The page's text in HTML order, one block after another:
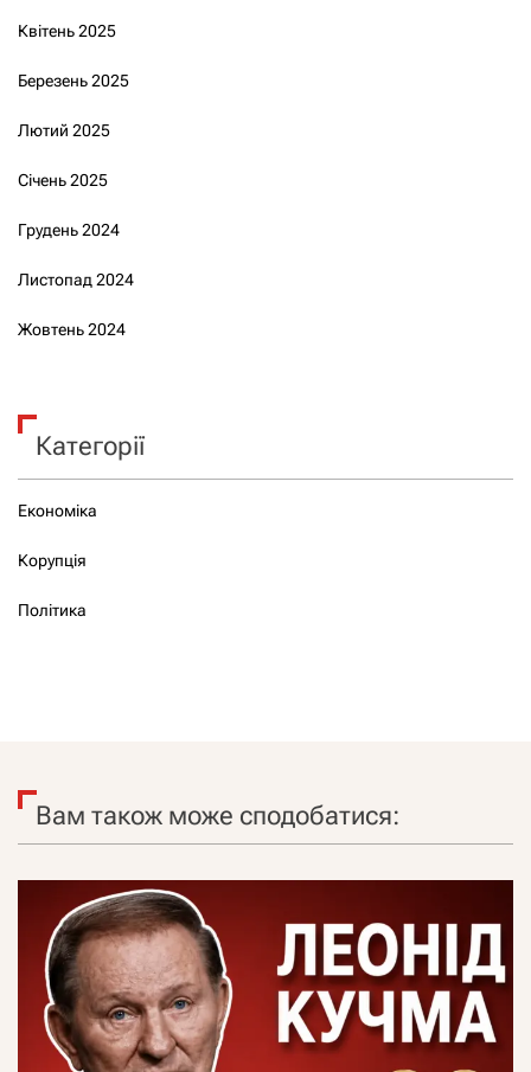
Квітень 2025
Березень 2025
Лютий 2025
Січень 2025
Грудень 2024
Листопад 2024
Жовтень 2024
Категорії
Економіка
Корупція
Політика
Вам також може сподобатися: